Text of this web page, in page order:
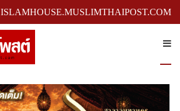
ISLAMHOUSE.MUSLIMTHAIPOST.COM